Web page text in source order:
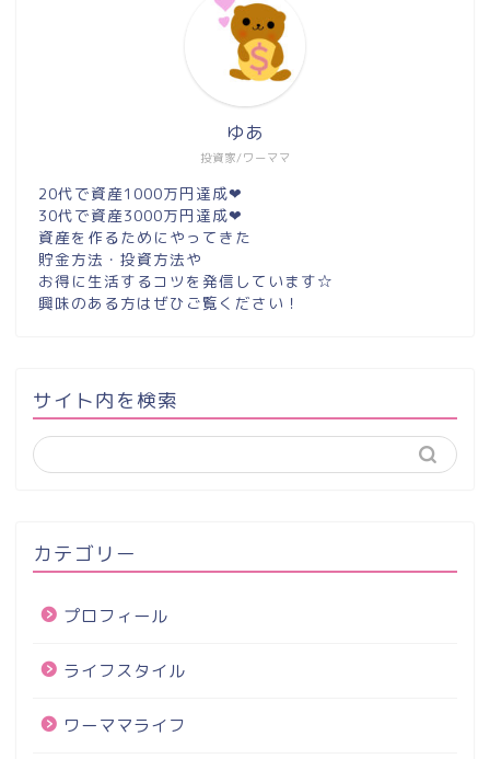
投資家/ワーママ
ゆあ
20代で資産1000万円達成❤︎
30代で資産3000万円達成❤︎
資産を作るためにやってきた
貯金方法・投資方法や
お得に生活するコツを発信しています☆
興味のある方はぜひご覧ください！
サイト内を検索
カテゴリー
プロフィール
ライフスタイル
ワーママライフ